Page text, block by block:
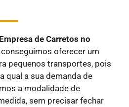
Empresa de Carretos no
conseguimos oferecer um
pequenos transportes, pois
qual a sua demanda de
a modalidade de
sem precisar fechar